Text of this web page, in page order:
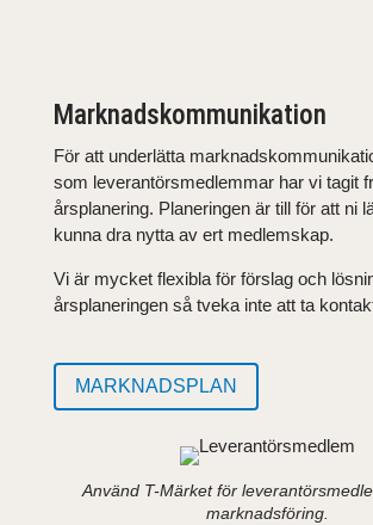
Marknadskommunikation
För att underlätta
som leverantörsmedlemmar har vi tagit
årsplanering. Planeringen är till för att ni
kunna dra nytta av ert medlemskap.
Vi är mycket flexibla för förslag och
årsplaneringen så tveka inte att ta
MARKNADSPLAN
Använd T-Märket för
marknadsföring.